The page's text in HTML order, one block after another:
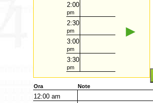
2:00
pm
2:30
pm
3:00
pm
3:30
pm
►
Ora Note
12:00am